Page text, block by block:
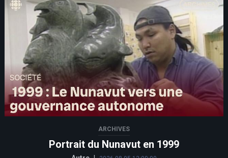
ARCHIVES
Portrait du Nunavut en 1999